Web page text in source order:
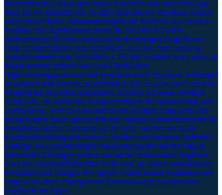
Bestandteil des Lebens geworden. Nun stelle man sich einen App
Store für die Industrie vor, für alles rund um den Shopfloor. Genau
solch einen offenen Industriemarktplatz für Software-as-a-Service-
Produkte und Applikationen bietet die ADAMOS GmbH.
Stellvertretend für diese, haben wir in der heutigen Folge Marco
Link, Geschäftsführer von ADAMOS, zu Gast. Peter Sorowka,
App-Bereitsteller von ADAMOS, CEO und Gründer von Cybus, ist
darum bemüht, mithilfe von Live-Überblicken,
Digitalisierungsprozessen und verschiedensten Verfahren, Störungen
zu beheben und Ausfälle zu vermeiden. Wie er es im Detail erreicht,
Pilotprojekte skalierbar auszurollen, erfahren wir heute ebenfalls.
SCHUNK, ein weltweiter Kompetenzführer für Spanntechnik und
Greifsysteme, wird als Anwender in der heutigen Folge auch eine
übergeordnete Rolle spielen. Mit dem Hauptverantwortlichen für die
Produktion Steffen Gotzmann an der Seite, tauchen wir in die
Kundenabwicklung tiefer hinein. Abrufen von Stationen laufender
Aufträge, Herausforderungen von Konnektivität und der Einsatz
industrieller Lösungen werden uns hierbei insbesondere begleiten.
Über den IoT-Marktplatz führt SCHUNK die Daten verschiedener
Maschinen und Anlagen der eigenen Fabrik zentral zusammen und
sorgt so für einen reibungslosen Datenaustausch zwischen den
verschiedenen Apps.